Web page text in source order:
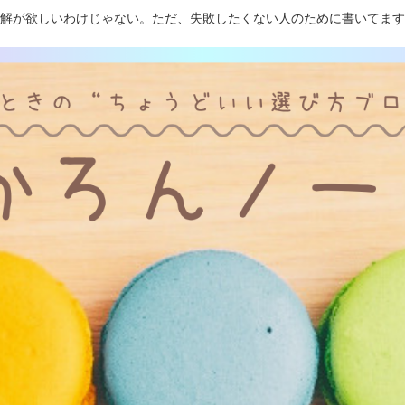
が欲しいわけじゃない。ただ、失敗したくない人のために書いてま